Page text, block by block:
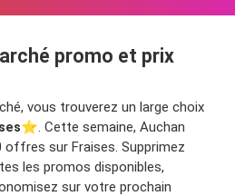
promo et prix
vous trouverez un large choix
⭐️. Cette semaine, Auchan
offres sur Fraises. Supprimez
les promos disponibles,
sur votre prochain